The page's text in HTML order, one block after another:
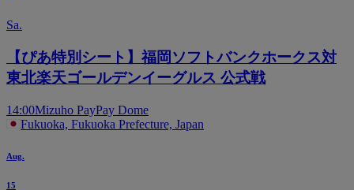
Sa.
【ぴあ特別シート】福岡ソフトバンクホークス対
東北楽天ゴールデンイーグルス 公式戦
14:00Mizuho PayPay Dome
Fukuoka, Fukuoka Prefecture, Japan
Aug.
15